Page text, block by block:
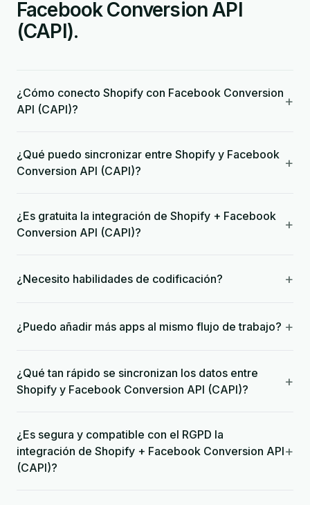
Facebook Conversion API
(CAPI).
¿Cómo conecto Shopify con Facebook Conversion
API (CAPI)?
+
¿Qué puedo sincronizar entre Shopify y Facebook
Conversion API (CAPI)?
+
¿Es gratuita la integración de Shopify + Facebook
Conversion API (CAPI)?
+
¿Necesito habilidades de codificación? +
¿Puedo añadir más apps al mismo flujo de trabajo? +
¿Qué tan rápido se sincronizan los datos entre
Shopify y Facebook Conversion API (CAPI)?
+
¿Es segura y compatible con el RGPD la
integración de Shopify + Facebook Conversion API
(CAPI)?
+